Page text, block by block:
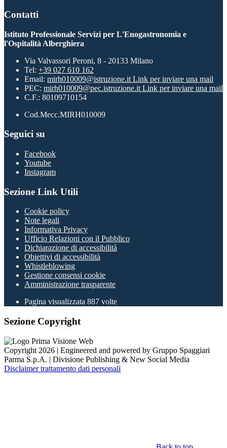
Contatti
Istituto Professionale Servizi per L'Enogastronomia e
l'Ospitalità Alberghiera
Via Valvassori Peroni, 8 - 20133 Milano
Tel: +39 027 610 162
Email: mirh010009@istruzione.it Link per inviare una mail
PEC: mirh010009@pec.istruzione.it Link per inviare una mail
C.F.: 80109710154
Cod.Mecc.MIRH010009
Seguici su
Facebook
Youtube
Instagram
Sezione Link Utili
Cookie policy
Note legali
Informativa Privacy
Ufficio Relazioni con il Pubblico
Dichiarazione di accessibilità
Obiettivi di accessibilità
Whistleblowing
Gestione consensi cookie
Amministrazione trasparente
Pagina visualizzata 887 volte
Sezione Copyright
Copyright 2026 | Engineered and powered by Gruppo Spaggiari
Parma S.p.A. | Divisione Publishing & New Social Media
Disclaimer trattamento dati personali